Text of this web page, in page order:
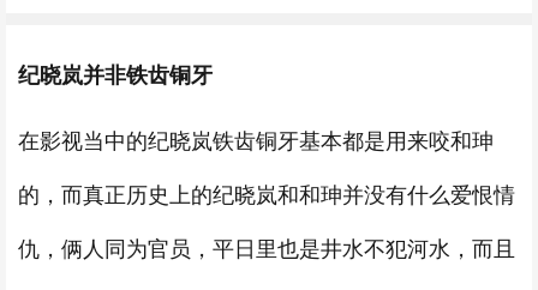
纪晓岚并非铁齿铜牙
在影视当中的纪晓岚铁齿铜牙基本都是用来咬和珅
的，而真正历史上的纪晓岚和和珅并没有什么爱恨情
仇，俩人同为官员，平日里也是井水不犯河水，而且